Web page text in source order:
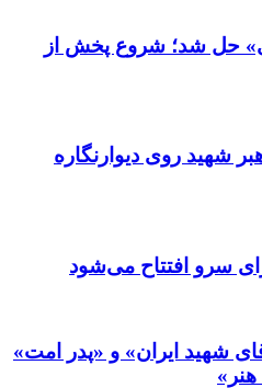
حل شد؛ شروع پخش از
شهید روی دیوارنگاره
سرو افتتاح می‌شود
شهید ایران» و «پدر امت»